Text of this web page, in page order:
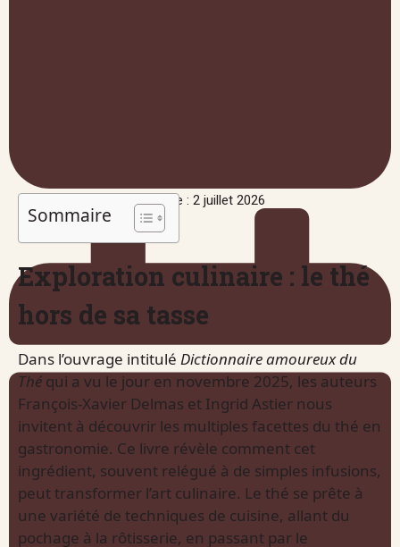
Publié le : 2 juillet 2026
Sommaire
Exploration culinaire : le thé
hors de sa tasse
Dans l’ouvrage intitulé Dictionnaire amoureux du
Thé qui a vu le jour en novembre 2025, les auteurs
François-Xavier Delmas et Ingrid Astier nous
invitent à découvrir les multiples facettes du thé en
gastronomie. Ce livre révèle comment cet
ingrédient, souvent relégué à de simples infusions,
peut transformer l’art culinaire. Le thé se prête à
une variété de techniques de cuisine, allant du
pochage à la rôtisserie, en passant par le